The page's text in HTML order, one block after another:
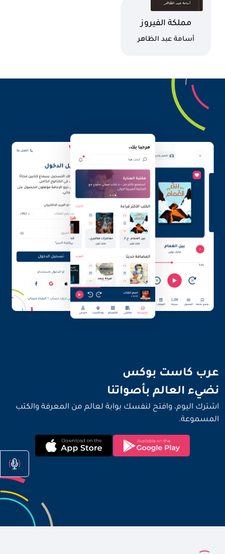
اسم الكتاب
مملكة الفيروز
كاتب
أسامة عبد الظاهر
عرب كاست بوكس
نضيء العالم بأصواتنا
اشترك اليوم، وافتح لنفسك بوابة لعالم من المعرفة والكتب
المسموعة.